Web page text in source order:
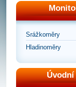
Srážkoměry
Hladinoměry
Úvodní